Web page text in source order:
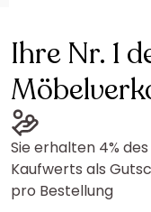
Ihre Nr. 1
Sie erhalten 4% des
Kaufwerts als
pro Bestellung